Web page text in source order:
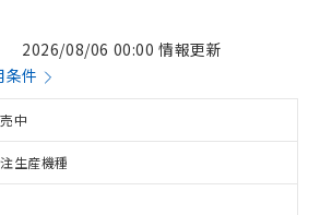
2026/08/06 00:00 情報更新
条件
中
生産機種